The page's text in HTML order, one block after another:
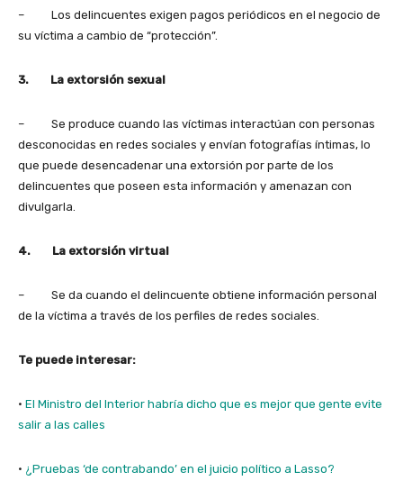
– Los delincuentes exigen pagos periódicos en el negocio de
su víctima a cambio de “protección”.
3. La extorsión sexual
– Se produce cuando las víctimas interactúan con personas
desconocidas en redes sociales y envían fotografías íntimas, lo
que puede desencadenar una extorsión por parte de los
delincuentes que poseen esta información y amenazan con
divulgarla.
4. La extorsión virtual
– Se da cuando el delincuente obtiene información personal
de la víctima a través de los perfiles de redes sociales.
Te puede interesar:
· El Ministro del Interior habría dicho que es mejor que gente evite
salir a las calles
· ¿Pruebas ‘de contrabando’ en el juicio político a Lasso?